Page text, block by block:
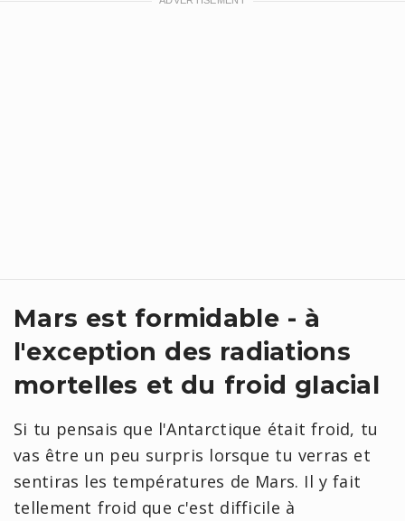
Mars est formidable - à
l'exception des radiations
mortelles et du froid glacial
Si tu pensais que l'Antarctique était froid, tu
vas être un peu surpris lorsque tu verras et
sentiras les températures de Mars. Il y fait
tellement froid que c'est difficile à